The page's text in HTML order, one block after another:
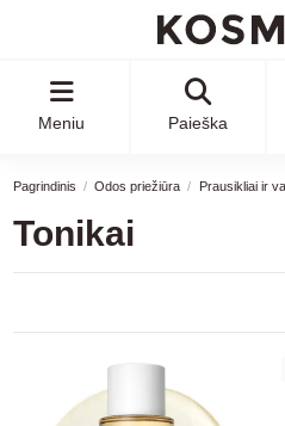
Meniu Paieška
Pagrindinis Odos priežiūra Prausikliai ir
Tonikai